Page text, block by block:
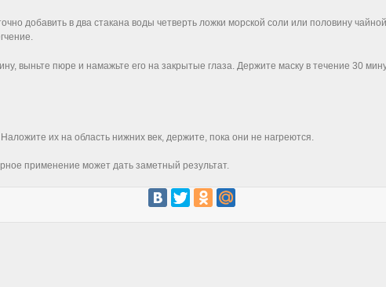
добавить в два стакана воды четверть ложки морской соли или половину
выньте пюре и намажьте его на закрытые глаза. Держите маску в течение 30
их на область нижних век, держите, пока они не нагреются.
применение может дать заметный результат.